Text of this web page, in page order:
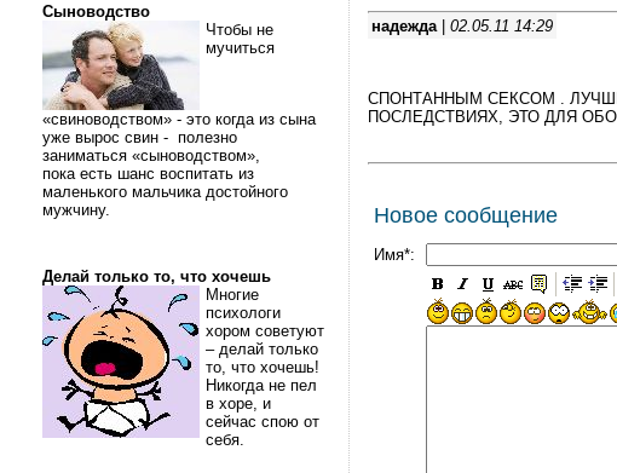
Сыноводство
Чтобы не
мучиться
«свиноводством» - это когда из сына
уже вырос свин - полезно
заниматься «сыноводством»,
пока есть шанс воспитать из
маленького мальчика достойного
мужчину.
Делай только то, что хочешь
Многие
психологи
хором советуют
– делай только
то, что хочешь!
Никогда не пел
в хоре, и
сейчас спою от
себя.
надежда 02.05.11 14:29
СПОНТАННЫМ СЕКСОМ .
ПОСЛЕДСТВИЯХ, ЭТО ДЛЯ
Новое сообщение
Имя*: